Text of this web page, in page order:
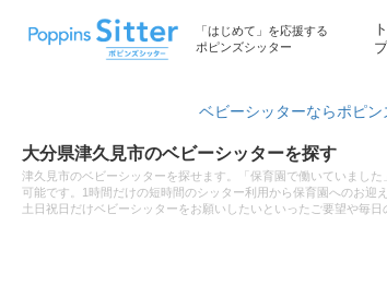
「はじめて」を応援する
ポピンズシッター
プ
ベビーシッターならポピン
大分県津久見市のベビーシッターを探す
津久見市のベビーシッターを探せます。「保育園で働いていまし
可能です。1時間だけの短時間のシッター利用から保育園へのお
土日祝日だけベビーシッターをお願いしたいといったご要望や毎日